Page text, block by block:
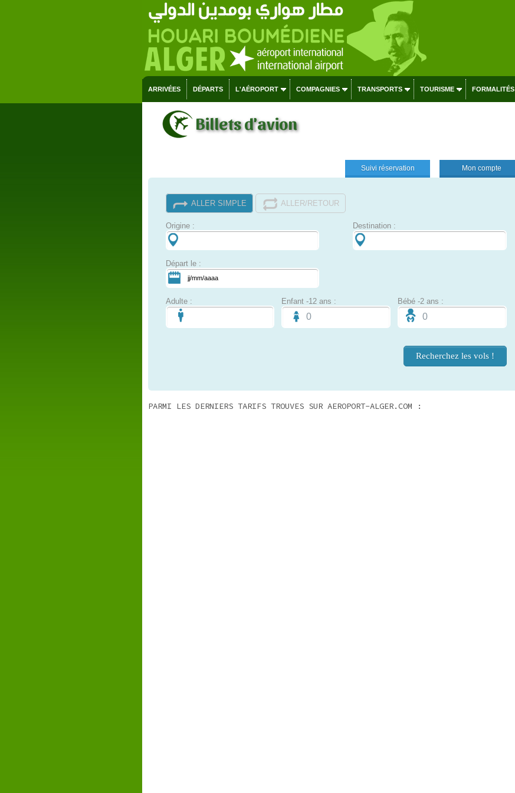
ARRIVÉES DÉPARTS L'AÉROPORT COMPAGNIES TRANSPORTS TOURISME FORMALITÉS
Billets d'avion
Suivi réservation Mon compte
ALLER SIMPLE ALLER/RETOUR
Origine : Destination :
Départ le :
Adulte : Enfant -12 ans : Bébé -2 ans :
PARMI LES DERNIERS TARIFS TROUVES SUR AEROPORT-ALGER.COM :